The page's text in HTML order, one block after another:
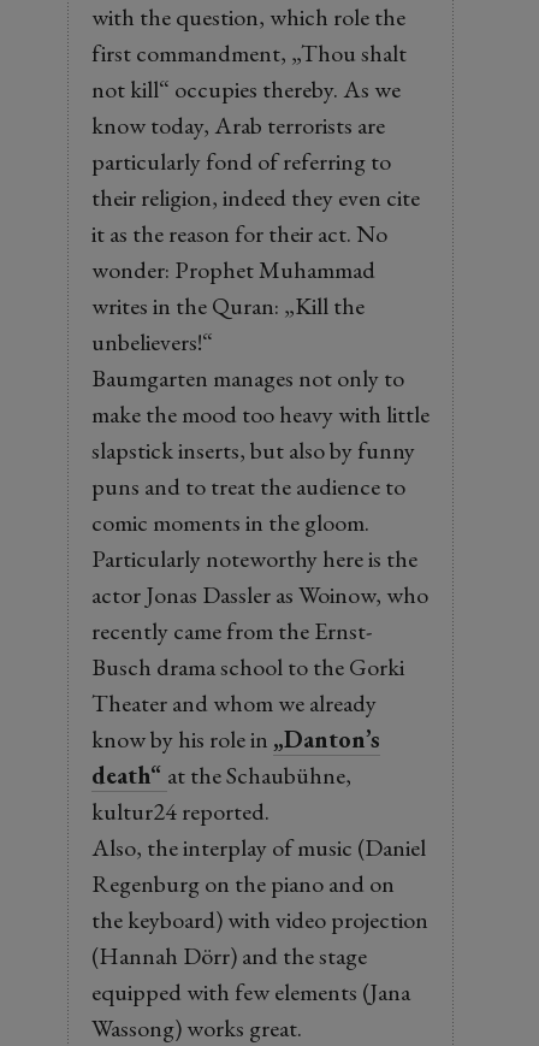
with the question, which role the
first commandment, „Thou shalt
not kill“ occupies thereby. As we
know today, Arab terrorists are
particularly fond of referring to
their religion, indeed they even cite
it as the reason for their act. No
wonder: Prophet Muhammad
writes in the Quran: „Kill the
unbelievers!“
Baumgarten manages not only to
make the mood too heavy with little
slapstick inserts, but also by funny
puns and to treat the audience to
comic moments in the gloom.
Particularly noteworthy here is the
actor Jonas Dassler as Woinow, who
recently came from the Ernst-
Busch drama school to the Gorki
Theater and whom we already
know by his role in „Danton’s
death“ at the Schaubühne,
kultur24 reported.
Also, the interplay of music (Daniel
Regenburg on the piano and on
the keyboard) with video projection
(Hannah Dörr) and the stage
equipped with few elements (Jana
Wassong) works great.